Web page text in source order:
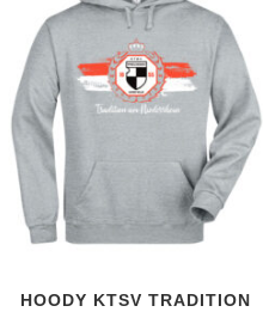
HOODY KTSV TRADITION